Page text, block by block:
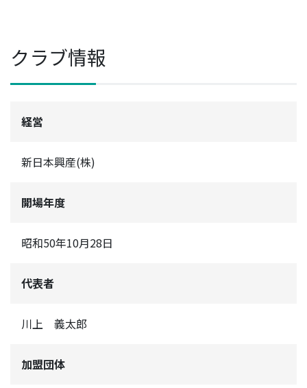
クラブ情報
経営
新日本興産(株)
開場年度
昭和50年10月28日
代表者
川上 義太郎
加盟団体